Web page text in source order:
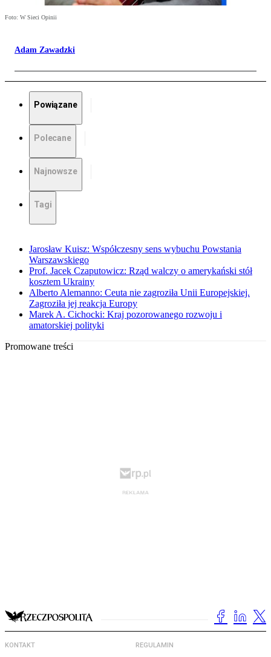
Foto: W Sieci Opinii
Adam Zawadzki
Powiązane
Polecane
Najnowsze
Tagi
Jarosław Kuisz: Współczesny sens wybuchu Powstania
Warszawskiego
Prof. Jacek Czaputowicz: Rząd walczy o amerykański stół
kosztem Ukrainy
Alberto Alemanno: Ceuta nie zagroziła Unii Europejskiej.
Zagroziła jej reakcja Europy
Marek A. Cichocki: Kraj pozorowanego rozwoju i
amatorskiej polityki
Promowane treści
KONTAKT REGULAMIN